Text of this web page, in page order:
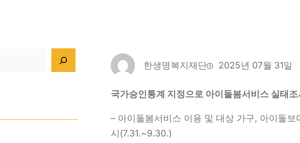
한생명복지재단 2025년 07월 31일
국가승인통계 지정으로 아이돌봄서비스 실태조
– 아이돌봄서비스 이용 및 대상 가구, 아이돌
시(7.31.~9.30.)